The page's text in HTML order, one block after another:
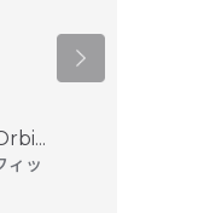
ィッ